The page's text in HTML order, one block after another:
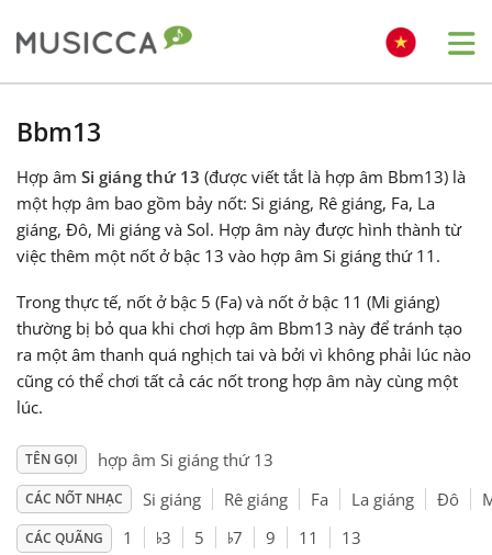
Български
Dansk
Deutsch
Español
Français
Bbm13
Hợp âm Si giáng thứ 13 (được viết tắt là hợp âm Bbm13) là
một hợp âm bao gồm bảy nốt: Si giáng, Rê giáng, Fa, La
giáng, Đô, Mi giáng và Sol. Hợp âm này được hình thành từ
việc thêm một nốt ở bậc 13 vào hợp âm Si giáng thứ 11.
Trong thực tế, nốt ở bậc 5 (Fa) và nốt ở bậc 11 (Mi giáng)
thường bị bỏ qua khi chơi hợp âm Bbm13 này để tránh tạo
ra một âm thanh quá nghịch tai và bởi vì không phải lúc nào
cũng có thể chơi tất cả các nốt trong hợp âm này cùng một
lúc.
TÊN GỌI hợp âm Si giáng thứ 13
CÁC NỐT NHẠC Si giáng Rê giáng Fa La giáng Đô
CÁC QUÃNG 1 3 5 7 9 11 13